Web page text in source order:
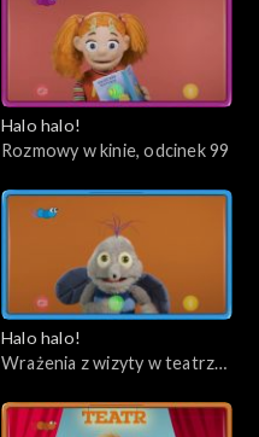
Halo halo!
Rozmowy w kinie, odcinek 99
Halo halo!
Wrażenia z wizyty w teatrze,